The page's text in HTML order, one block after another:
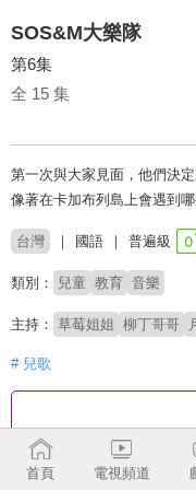
SOS&M大樂隊
第6集
全 15 集
第一次與大家見面，他們決
像著在卡加布列島上會遇到哪
台灣 國語 普遍級
類別： 兒童 教育 音樂
主持： 草莓姐姐 柳丁哥哥
# 兒歌
劇集列表
首頁 電視頻道